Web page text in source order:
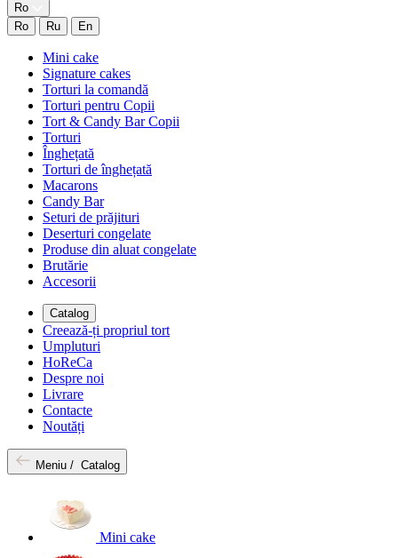
Ro
Ro
Ru En
Mini cake
Signature cakes
Torturi la comandă
Torturi pentru Copii
Tort & Candy Bar Copii
Torturi
Înghețată
Torturi de înghețată
Macarons
Candy Bar
Seturi de prăjituri
Deserturi congelate
Produse din aluat congelate
Brutărie
Accesorii
Catalog
Creează-ți propriul tort
Umpluturi
HoReCa
Despre noi
Livrare
Contacte
Noutăți
Meniu / Catalog
Mini cake